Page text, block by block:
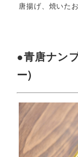
唐揚げ、焼いた
●青唐ナン
ー)